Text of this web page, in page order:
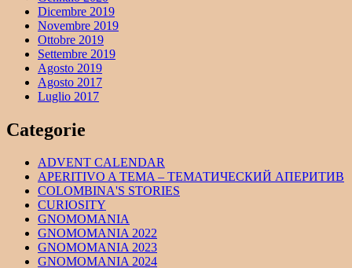
Dicembre 2019
Novembre 2019
Ottobre 2019
Settembre 2019
Agosto 2019
Agosto 2017
Luglio 2017
Categorie
ADVENT CALENDAR
APERITIVO A TEMA – ТЕМАТИЧЕСКИЙ АПЕРИТИВ
COLOMBINA'S STORIES
CURIOSITY
GNOMOMANIA
GNOMOMANIA 2022
GNOMOMANIA 2023
GNOMOMANIA 2024